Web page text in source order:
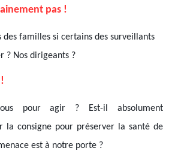
pas !
des familles si certains des surveillants
? Nos dirigeants ?
vous pour agir ? Est-il absolument
la consigne pour préserver la santé de
est à notre porte ?